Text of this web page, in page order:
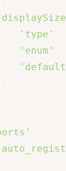
'type'
'enum'